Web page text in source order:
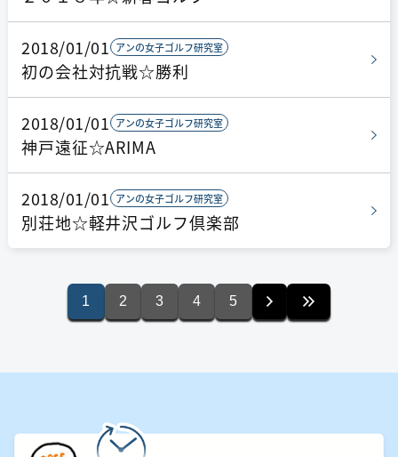
2018/01/01 アンの女子ゴルフ研究室
初の会社対抗戦☆勝利
2018/01/01 アンの女子ゴルフ研究室
神戸遠征☆ARIMA
2018/01/01 アンの女子ゴルフ研究室
別荘地☆軽井沢ゴルフ倶楽部
1 2 3 4 5